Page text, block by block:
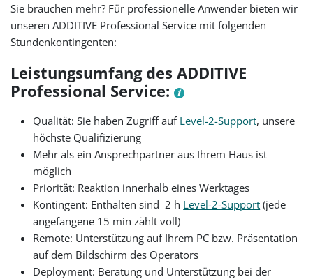
Sie brauchen mehr? Für professionelle Anwender bieten wir
unseren ADDITIVE Professional Service mit folgenden
Stundenkontingenten:
Leistungsumfang des ADDITIVE
Professional Service:
Qualität: Sie haben Zugriff auf Level-2-Support, unsere
höchste Qualifizierung
Mehr als ein Ansprechpartner aus Ihrem Haus ist
möglich
Priorität: Reaktion innerhalb eines Werktages
Kontingent: Enthalten sind 2 h Level-2-Support (jede
angefangene 15 min zählt voll)
Remote: Unterstützung auf Ihrem PC bzw. Präsentation
auf dem Bildschirm des Operators
Deployment: Beratung und Unterstützung bei der